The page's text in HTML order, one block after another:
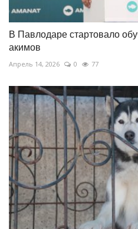
В Павлодаре стартовало
акимов
Апрель 14, 2026 0 77